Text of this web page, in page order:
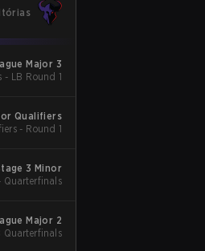
Major 3
- LB Round 1
Qualifiers
- Round 1
3 Minor
Quarterfinals
Major 2
Quarterfinals